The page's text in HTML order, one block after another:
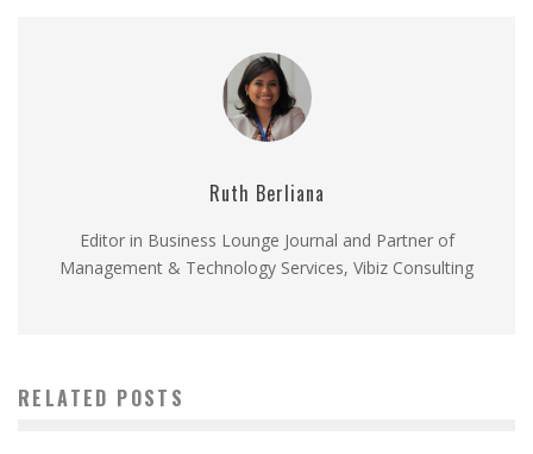
Ruth Berliana
Editor in Business Lounge Journal and Partner of
Management & Technology Services, Vibiz Consulting
RELATED POSTS